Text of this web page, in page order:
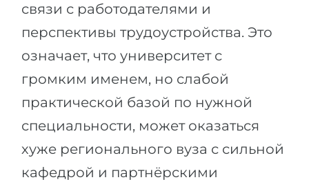
связи с работодателями и
перспективы трудоустройства. Это
означает, что университет с
громким именем, но слабой
практической базой по нужной
специальности, может оказаться
хуже регионального вуза с сильной
кафедрой и партнёрскими